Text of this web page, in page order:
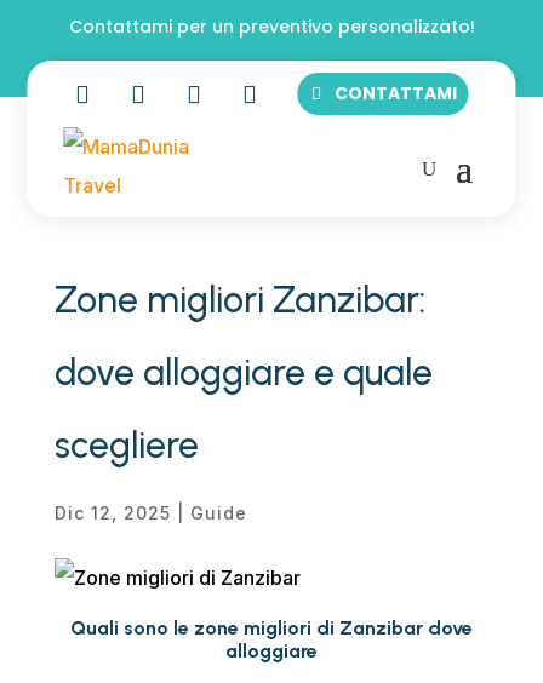
Contattami per un preventivo personalizzato!
    CONTATTAMI
Zone migliori Zanzibar:
dove alloggiare e quale
scegliere
Dic 12, 2025 Guide
Quali sono le zone migliori di Zanzibar dove
alloggiare